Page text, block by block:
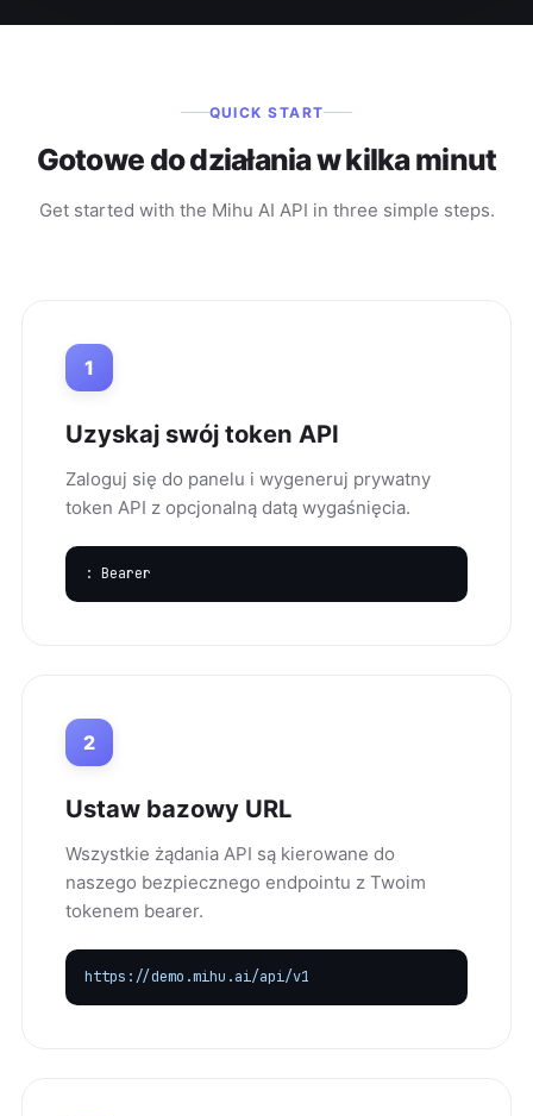
QUICK START
Gotowe do działania w kilka minut
Get started with the Mihu AI API in three simple steps.
1
Uzyskaj swój token API
Zaloguj się do panelu i wygeneruj prywatny
token API z opcjonalną datą wygaśnięcia.
: Bearer
2
Ustaw bazowy URL
Wszystkie żądania API są kierowane do
naszego bezpiecznego endpointu z Twoim
tokenem bearer.
https://demo.mihu.ai/api/v1